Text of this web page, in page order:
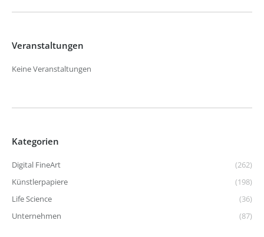
Veranstaltungen
Keine Veranstaltungen
Kategorien
Digital FineArt
(262)
Künstlerpapiere
(198)
Life Science
(36)
Unternehmen
(87)